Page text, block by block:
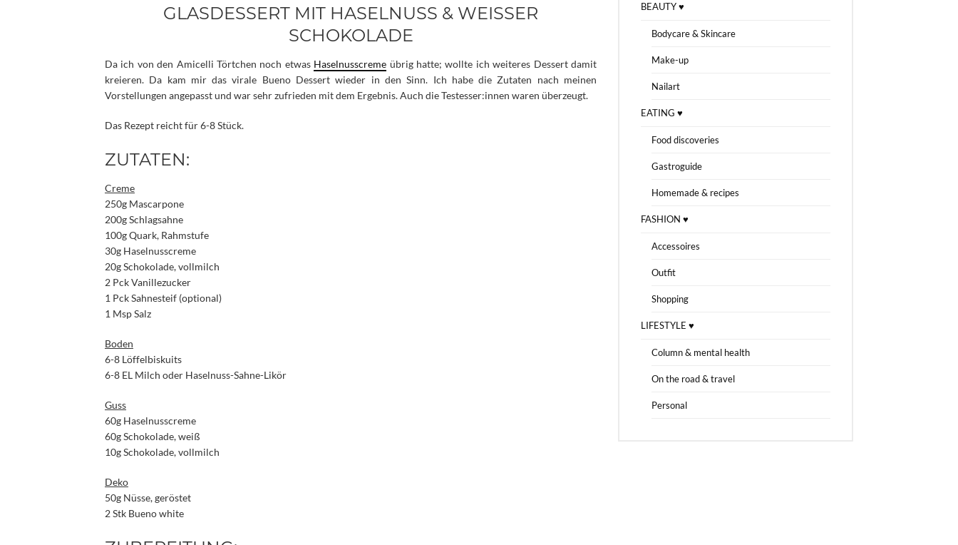
GLASDESSERT MIT HASELNUSS & WEISSER S
CHOKOLADE
Da ich von den Amicelli Törtchen noch etwas Haselnusscreme übrig hatte; wollte ich weiteres Dessert damit
kreieren. Da kam mir das virale Bueno Dessert wieder in den Sinn. Ich habe die Zutaten nach meinen
Vorstellungen angepasst und war sehr zufrieden mit dem Ergebnis. Auch die Testesser:innen waren überzeugt.
Das Rezept reicht für 6-8 Stück.
ZUTATEN:
Creme
250g Mascarpone
200g Schlagsahne
100g Quark, Rahmstufe
30g Haselnusscreme
20g Schokolade, vollmilch
2 Pck Vanillezucker
1 Pck Sahnesteif (optional)
1 Msp Salz
Boden
6-8 Löffelbiskuits
6-8 EL Milch oder Haselnuss-Sahne-Likör
Guss
60g Haselnusscreme
60g Schokolade, weiß
10g Schokolade, vollmilch
Deko
50g Nüsse, geröstet
2 Stk Bueno white
BEAUTY ♥
Bodycare & Skincare
Make-up
Nailart
EATING ♥
Food discoveries
Gastroguide
Homemade & recipes
FASHION ♥
Accessoires
Outfit
Shopping
LIFESTYLE ♥
Column & mental health
On the road & travel
Personal